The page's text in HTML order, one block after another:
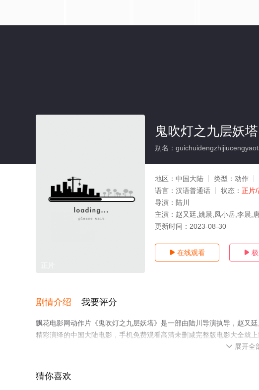
鬼吹灯之九层妖塔
别名：
地区： 中国大陆 类型： 动作
语言： 汉语普通话 状态： 正片/
导演： 陆川
主演： 赵又廷,姚晨,凤小岳,李晨,
更新时间： 2023-08-30
 在线观看 
剧情介绍 我要评分
飘花电影网动作片《鬼吹灯之九层妖塔》是一部由陆川导演执导，赵又
精彩演绎的中国大陆电影，手机免费观看高清未删减完整版电影大全就
 展开全
猜你喜欢